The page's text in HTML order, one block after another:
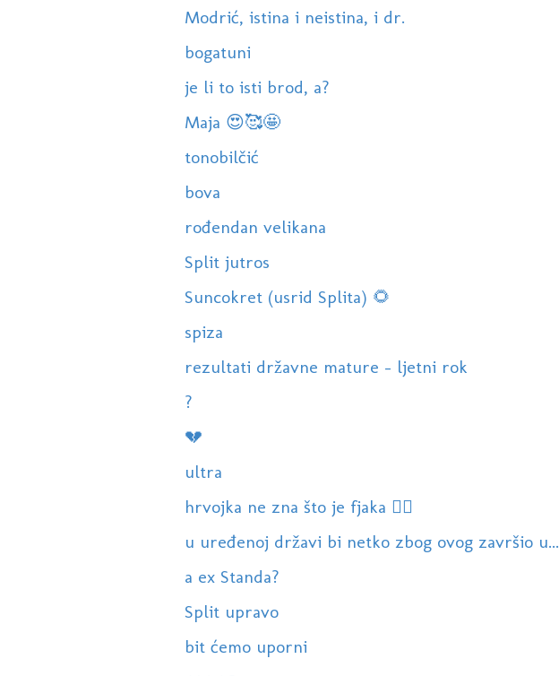
Modrić, istina i neistina, i dr.
bogatuni
je li to isti brod, a?
Maja 😍🥰🤩
tonobilčić
bova
rođendan velikana
Split jutros
Suncokret (usrid Splita) 🌻
spiza
rezultati državne mature - ljetni rok
?
💔
ultra
hrvojka ne zna što je fjaka 🤷‍♀️
u uređenoj državi bi netko zbog ovog završio u...
a ex Standa?
Split upravo
bit ćemo uporni